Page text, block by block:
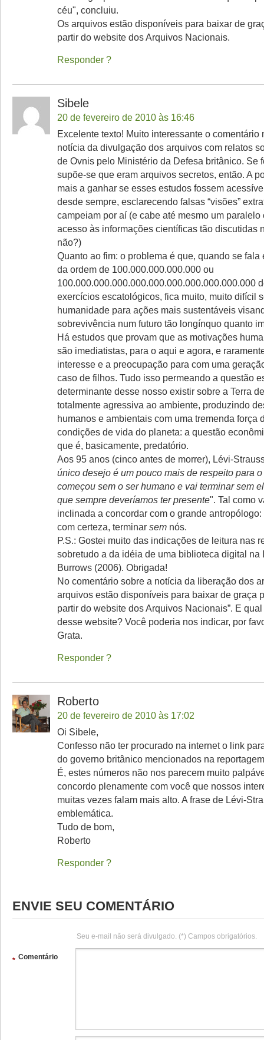
céu", concluiu.
Os arquivos estão disponíveis para baixar de
partir do website dos Arquivos Nacionais.
Responder
Sibele
20 de fevereiro de 2010 às 16:46
Excelente texto! Muito interessante o comentário
notícia da divulgação dos arquivos com relatos
de Ovnis pelo Ministério da Defesa britânico. Se
supõe-se que eram arquivos secretos, então. A
mais a ganhar se esses estudos fossem
desde sempre, esclarecendo falsas “visões”
campeiam por aí (e cabe até mesmo um paralelo
acesso às informações científicas tão discutidas
não?)
Quanto ao fim: o problema é que, quando se fala
da ordem de 100.000.000.000.000 ou
100.000.000.000.000.000.000.000.000.000.000
exercícios escatológicos, fica muito, muito difícil
humanidade para ações mais sustentáveis
sobrevivência num futuro tão longínquo quanto
Há estudos que provam que as motivações
são imediatistas, para o aqui e agora, e
interesse e a preocupação para com uma
caso de filhos. Tudo isso permeando a questão
determinante desse nosso existir sobre a Terra
totalmente agressiva ao ambiente, produzindo
humanos e ambientais com uma tremenda força
condições de vida do planeta: a questão
que é, basicamente, predatório.
Aos 95 anos (cinco antes de morrer), Lévi-
único desejo é um pouco mais de respeito para
começou sem o ser humano e vai terminar sem
que sempre deveríamos ter presente". Tal como
inclinada a concordar com o grande
com certeza, terminar sem nós.
P.S.: Gostei muito das indicações de leitura nas
sobretudo a da idéia de uma biblioteca digital na
Burrows (2006). Obrigada!
No comentário sobre a notícia da liberação dos
arquivos estão disponíveis para baixar de graça
partir do website dos Arquivos Nacionais”. E
desse website? Você poderia nos indicar, por
Grata.
Responder
Roberto
20 de fevereiro de 2010 às 17:02
Oi Sibele,
Confesso não ter procurado na internet o link
do governo britânico mencionados na
É, estes números não nos parecem muito
concordo plenamente com você que nossos
muitas vezes falam mais alto. A frase de Lévi-
emblemática.
Tudo de bom,
Roberto
Responder
ENVIE SEU COMENTÁRIO
Seu e-mail não será divulgado. (*) Campos obrigatórios.
Comentário
*